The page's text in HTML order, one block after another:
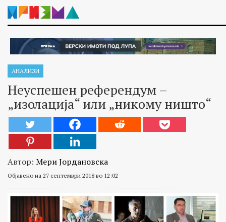
АНАЛИЗИ
Неуспешен референдум –
„изолација“ или „никому ништо“
Автор: Мери Јордановска
Објавено на 27 септември 2018 во 12:02